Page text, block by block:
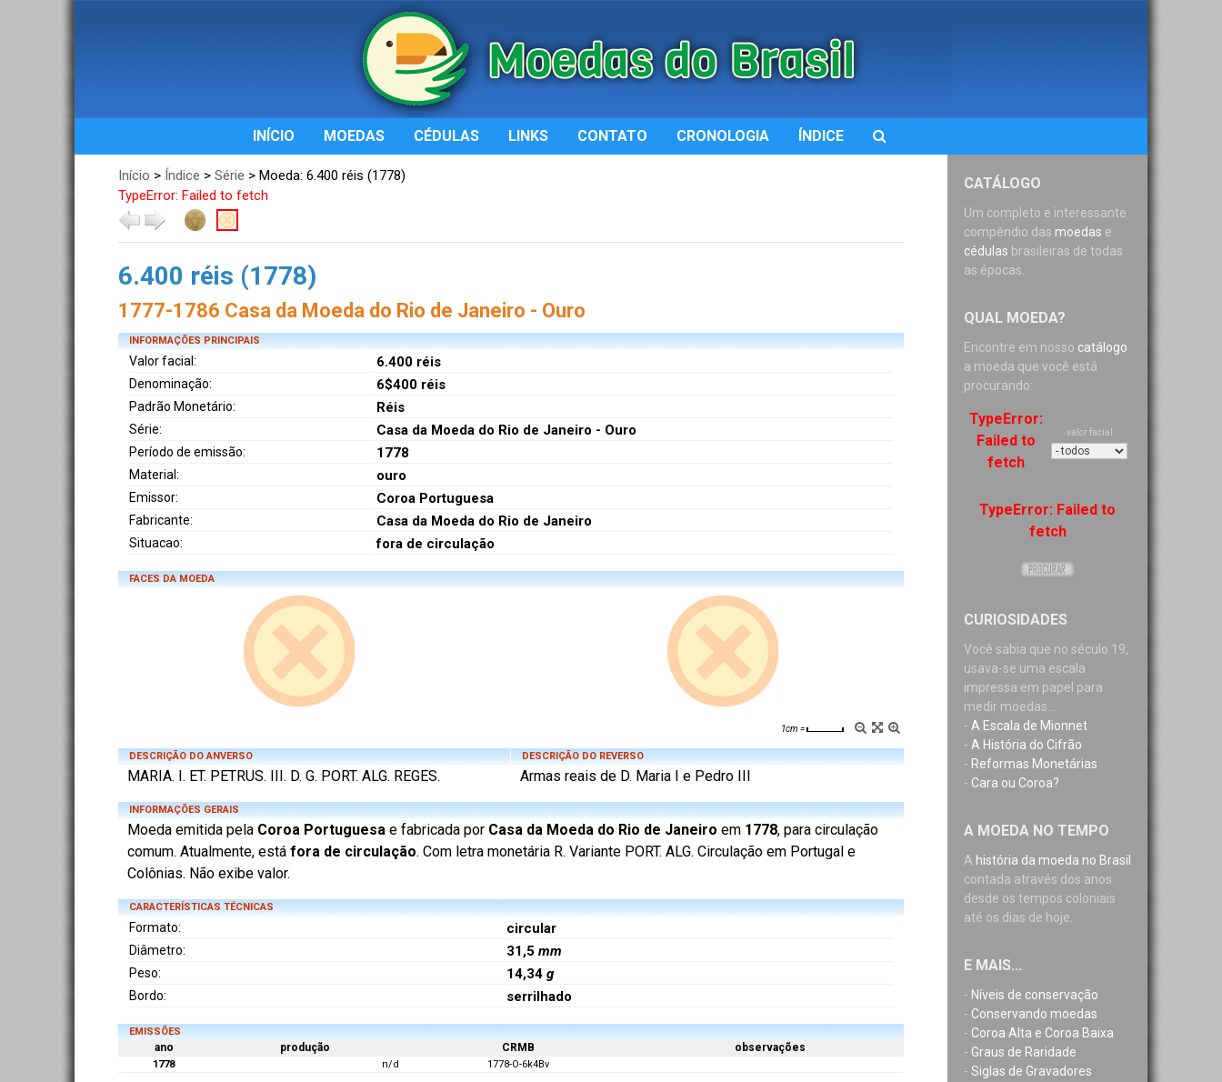
INÍCIO MOEDAS CÉDULAS LINKS CONTATO CRONOLOGIA ÍNDICE
CATÁLOGO
Um completo e interessante
compêndio das moedas e
cédulas brasileiras de todas
as épocas.
QUAL MOEDA?
Encontre em nosso catálogo
a moeda que você está
procurando:
TypeError:
Failed to
fetch
valor facial
TypeError: Failed to
fetch
CURIOSIDADES
Você sabia que no século 19,
usava-se uma escala
impressa em papel para
medir moedas...
- A Escala de Mionnet
- A História do Cifrão
- Reformas Monetárias
- Cara ou Coroa?
A MOEDA NO TEMPO
A história da moeda no Brasil
contada através dos anos
desde os tempos coloniais
até os dias de hoje.
E MAIS...
- Níveis de conservação
- Conservando moedas
- Coroa Alta e Coroa Baixa
- Graus de Raridade
- Siglas de Gravadores
Início > Índice > Série > Moeda: 6.400 réis (1778)
TypeError: Failed to fetch
6.400 réis (1778)
1777-1786 Casa da Moeda do Rio de Janeiro - Ouro
INFORMAÇÕES PRINCIPAIS
Valor facial: 6.400 réis
Denominação: 6$400 réis
Padrão Monetário: Réis
Série: Casa da Moeda do Rio de Janeiro - Ouro
Período de emissão: 1778
Material: ouro
Emissor: Coroa Portuguesa
Fabricante: Casa da Moeda do Rio de Janeiro
Situacao: fora de circulação
FACES DA MOEDA
1cm =
DESCRIÇÃO DO ANVERSO
MARIA. I. ET. PETRUS. III. D. G. PORT. ALG. REGES.
DESCRIÇÃO DO REVERSO
Armas reais de D. Maria I e Pedro III
INFORMAÇÕES GERAIS
Moeda emitida pela Coroa Portuguesa e fabricada por Casa da Moeda do Rio de Janeiro em 1778, para circulação
comum. Atualmente, está fora de circulação. Com letra monetária R. Variante PORT. ALG. Circulação em Portugal e
Colônias. Não exibe valor.
CARACTERÍSTICAS TÉCNICAS
Formato: circular
Diâmetro: 31,5 mm
Peso: 14,34 g
Bordo: serrilhado
EMISSÕES
ano produção CRMB observações
1778 n/d 1778-O-6k4Bv